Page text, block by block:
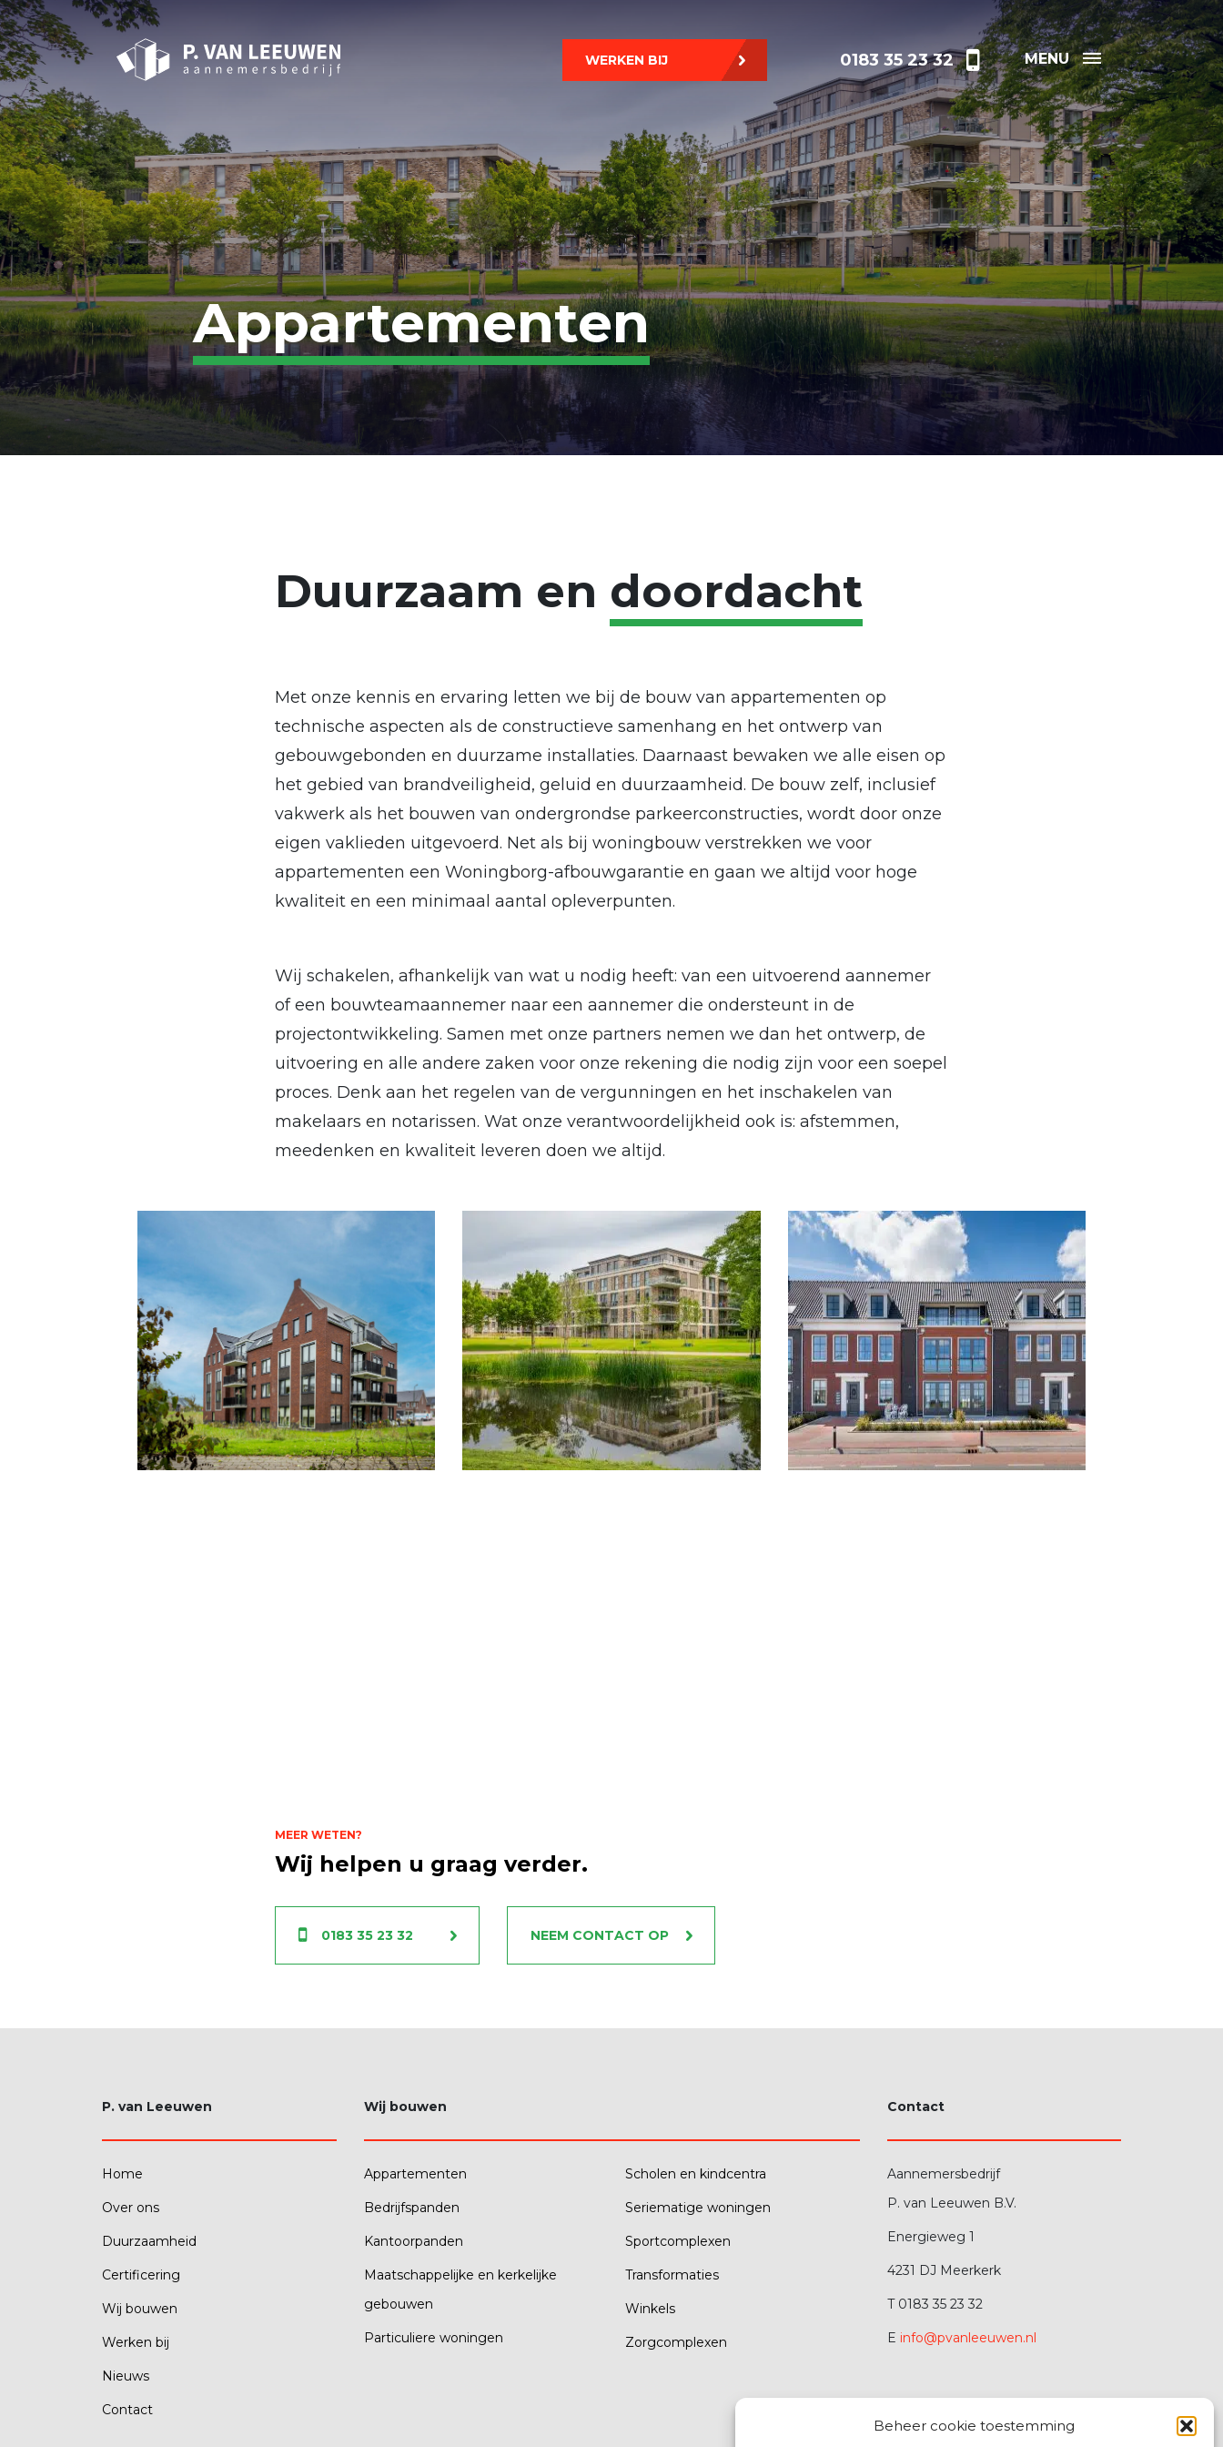
Beheer cookie toestemming
WERKEN BIJ 0183 35 23 32 MENU
Appartementen
Duurzaam en doordacht
Met onze kennis en ervaring letten we bij de bouw van appartementen op
technische aspecten als de constructieve samenhang en het ontwerp van
gebouwgebonden en duurzame installaties. Daarnaast bewaken we alle eisen op
het gebied van brandveiligheid, geluid en duurzaamheid. De bouw zelf, inclusief
vakwerk als het bouwen van ondergrondse parkeerconstructies, wordt door onze
eigen vaklieden uitgevoerd. Net als bij woningbouw verstrekken we voor
appartementen een Woningborg-afbouwgarantie en gaan we altijd voor hoge
kwaliteit en een minimaal aantal opleverpunten.
Wij schakelen, afhankelijk van wat u nodig heeft: van een uitvoerend aannemer
of een bouwteamaannemer naar een aannemer die ondersteunt in de
projectontwikkeling. Samen met onze partners nemen we dan het ontwerp, de
uitvoering en alle andere zaken voor onze rekening die nodig zijn voor een soepel
proces. Denk aan het regelen van de vergunningen en het inschakelen van
makelaars en notarissen. Wat onze verantwoordelijkheid ook is: afstemmen,
meedenken en kwaliteit leveren doen we altijd.
MEER WETEN?
Wij helpen u graag verder.
0183 35 23 32 NEEM CONTACT OP
P. van Leeuwen
Home
Over ons
Duurzaamheid
Certificering
Wij bouwen
Werken bij
Nieuws
Contact
Wij bouwen
Appartementen
Bedrijfspanden
Kantoorpanden
Maatschappelijke en kerkelijke
gebouwen
Particuliere woningen
Scholen en kindcentra
Seriematige woningen
Sportcomplexen
Transformaties
Winkels
Zorgcomplexen
Contact
Aannemersbedrijf
P. van Leeuwen B.V.
Energieweg 1
4231 DJ Meerkerk
T 0183 35 23 32
E info@pvanleeuwen.nl